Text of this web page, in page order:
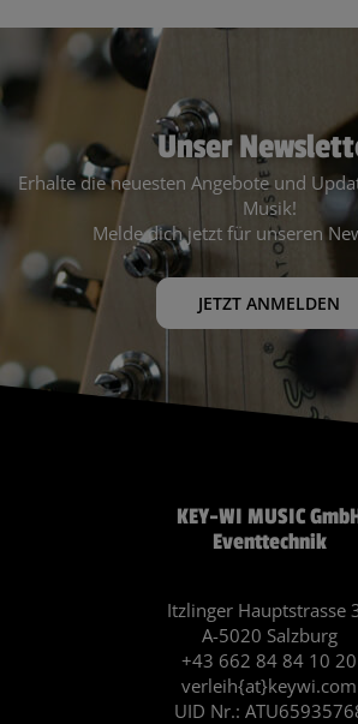
Unser
Erhalte die neuesten Angebote und
Musik!
Melde dich jetzt für unseren
JETZT ANMELDEN
KEY-WI MUSIC
Eventtechnik
Itzlinger Hauptstrasse
A-5020 Salzburg
+43 662 84 84 10 20
verleih{at}keywi.com
UID Nr.: